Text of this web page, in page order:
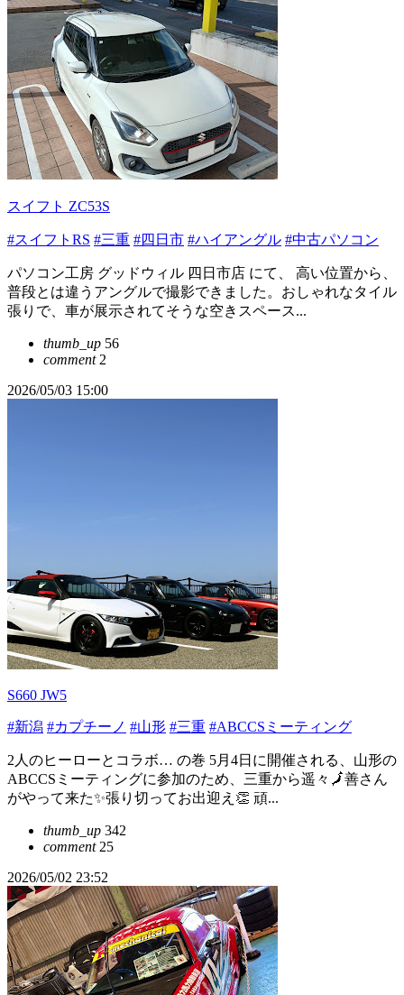
スイフト ZC53S
#スイフトRS #三重 #四日市 #ハイアングル #中古パソコン
パソコン工房 グッドウィル 四日市店 にて、 高い位置から、
普段とは違うアングルで撮影できました。おしゃれなタイル
張りで、車が展示されてそうな空きスペース...
thumb_up 56
comment2
2026/05/03 15:00
S660 JW5
#新潟 #カプチーノ #山形 #三重 #ABCCSミーティング
2人のヒーローとコラボ… の巻 5月4日に開催される、山形の
ABCCSミーティングに参加のため、三重から遥々🗾善さん
がやって来た✨張り切ってお出迎え👏 頑...
thumb_up 342
comment25
2026/05/02 23:52